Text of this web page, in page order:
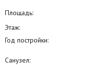
Площадь:
Этаж:
Год постройки:
Санузел: